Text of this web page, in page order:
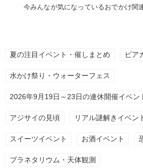
今みんなが気になっているおでかけ関
夏の注目イベント・催しまとめ ビア
水かけ祭り・ウォーターフェス
2026年9月19日～23日の連休開催イベン
アジサイの見頃 リアル謎解きイベン
スイーツイベント お酒イベント
プラネタリウム・天体観測